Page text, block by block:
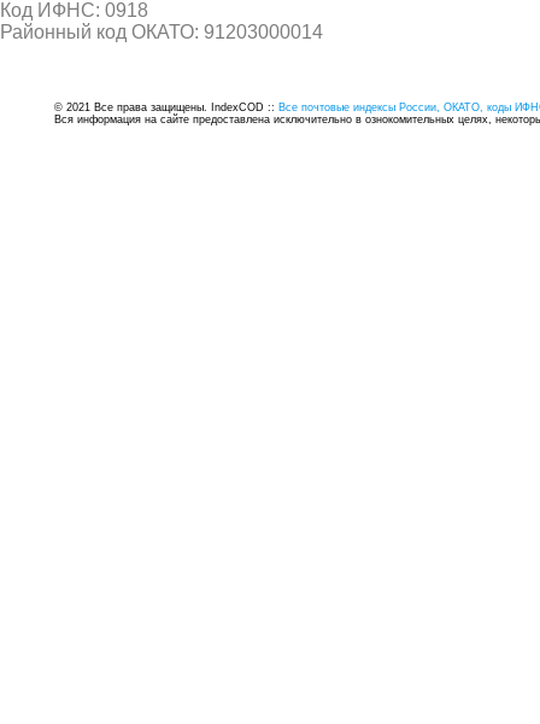
Код ИФНС: 0918
Районный код ОКАТО: 91203000014
© 2021 Все права защищены. IndexCOD :: Все почтовые индексы России, ОКАТО, коды
Вся информация на сайте предоставлена исключительно в ознокомительных целях,